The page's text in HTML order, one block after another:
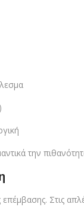
την
Στις